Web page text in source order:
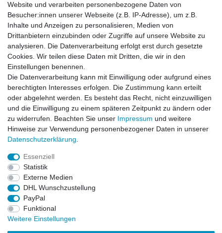
News-Letter abonieren
VORNAME NACHNAME
E-MAIL **
Newsletter
Honig
Hiermit bestätige ich, dass ich dieDaten­schutz­erklärunggelesen habe. Meine
Einwilligung kann ich jederzeit widerrufen.**
Abonnieren
Impressum
Widerrufs­recht
Website und verarbeiten personenbezogene Daten von
Besucher:innen unserer Webseite (z.B. IP-Adresse), um z.B.
Inhalte und Anzeigen zu personalisieren, Medien von
Drittanbietern einzubinden oder Zugriffe auf unsere Website zu
analysieren. Die Datenverarbeitung erfolgt erst durch gesetzte
Cookies. Wir teilen diese Daten mit Dritten, die wir in den
Einstellungen benennen.
Die Datenverarbeitung kann mit Einwilligung oder aufgrund eines
berechtigten Interesses erfolgen. Die Zustimmung kann erteilt
oder abgelehnt werden. Es besteht das Recht, nicht einzuwilligen
und die Einwilligung zu einem späteren Zeitpunkt zu ändern oder
zu widerrufen. Beachten Sie unser Impressum und weitere
Hinweise zur Verwendung personenbezogener Daten in unserer
Daten­schutz­erklärung
Essenziell
Statistik
Externe Medien
DHL Wunschzustellung
PayPal
Funktional
Weitere Einstellungen